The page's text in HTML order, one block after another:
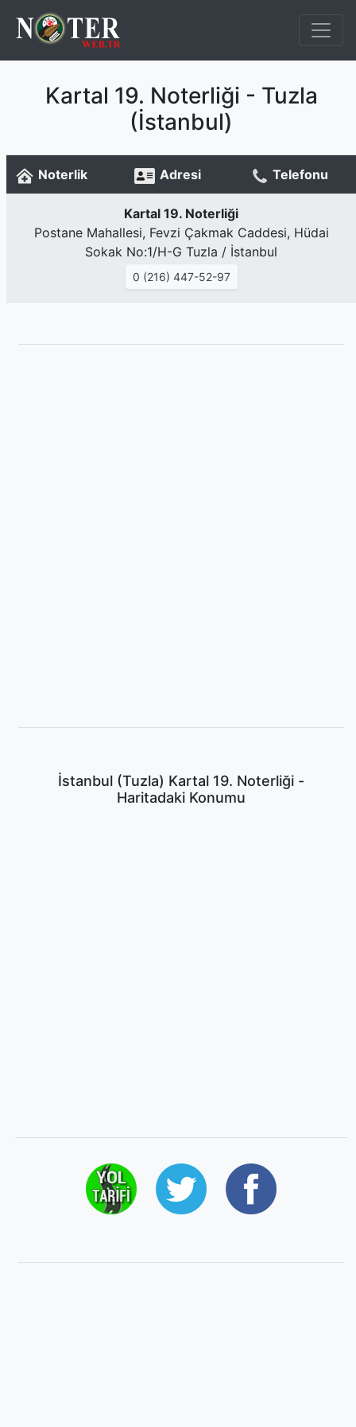
Kartal 19. Noterliği - Tuzla
(İstanbul)
Noterlik Adresi Telefonu
Kartal 19. Noterliği
Postane Mahallesi, Fevzi Çakmak Caddesi, Hüdai
Sokak No:1/H-G Tuzla / İstanbul
0 (216) 447-52-97
İstanbul (Tuzla) Kartal 19. Noterliği -
Haritadaki Konumu